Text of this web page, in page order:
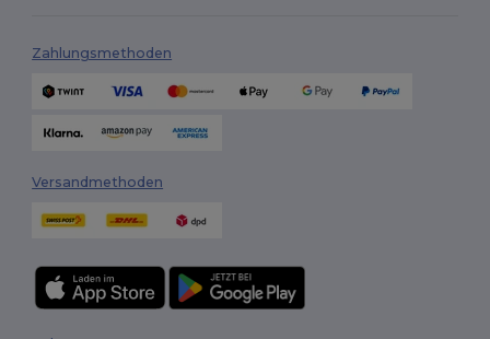
Zahlungsmethoden
Versandmethoden